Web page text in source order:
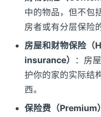
中的物品，但不包
房者或有分层保险
房屋和财物保险
insurance）
：房
护你的家的实际结
西。
保险费（Premium）